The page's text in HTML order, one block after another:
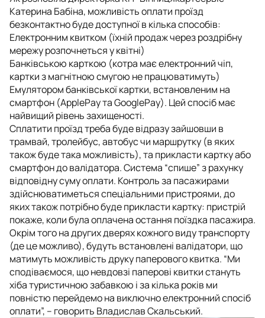
Катерина Бабіна, можливість оплати проїзд
безконтактно буде доступної в кілька способів:
Електронним квитком (їхній продаж через роздрібну
мережу розпочнеться у квітні)
Банківською карткою (котра має електронний чіп,
картки з магнітною смугою не працюватимуть)
Емулятором банківської картки, встановленим на
смартфон (ApplePay та GooglePay). Цей спосіб має
найвищий рівень захищеності.
Сплатити проїзд треба буде відразу зайшовши в
трамвай, тролейбус, автобус чи маршрутку (в яких
також буде така можливість), та прикласти картку або
смартфон до валідатора. Система “спише” з рахунку
відповідну суму оплати. Контроль за пасажирами
здійснюватиметься спеціальними пристроями, до
яких також потрібно буде прикласти картку: пристрій
покаже, коли була оплачена остання поїздка пасажира.
Окрім того на других дверях кожного виду транспорту
(де це можливо), будуть встановлені валідатори, що
матимуть можливість друку паперового квитка. “Ми
сподіваємося, що невдовзі паперові квитки стануть
хіба туристичною забавкою і за кілька років ми
повністю перейдемо на виключно електронний спосіб
оплати”, – говорить Владислав Скальський.